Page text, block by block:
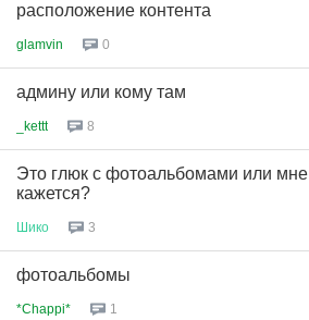
расположение контента
glamvin 0
админу или кому там
_kettt 8
Это глюк с фотоальбомами или мне
кажется?
Шико 3
фотоальбомы
*Chappi* 1